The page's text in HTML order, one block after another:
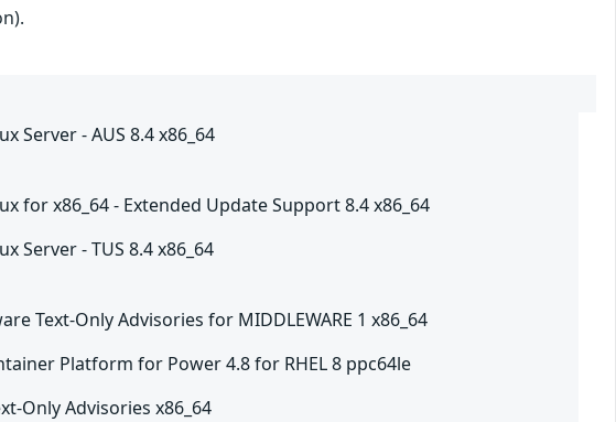
Server - AUS 8.4 x86_64
for x86_64 - Extended Update Support 8.4 x86_64
Server - TUS 8.4 x86_64
Text-Only Advisories for MIDDLEWARE 1 x86_64
Platform for Power 4.8 for RHEL 8 ppc64le
Only Advisories x86_64